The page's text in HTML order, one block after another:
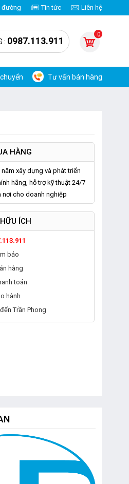
đường Tin tức Liên hệ
0
: 0987.113.911
Tư vấn bán hàng
HÀNG
năm xây dựng và phát triển
hãng, hỗ trợ kỹ thuật 24/7
nơi cho doanh nghiệp
ÍCH
bảo
hàng
toán
hành
Trần Phong